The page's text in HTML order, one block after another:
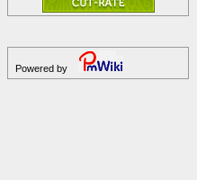
Powered by